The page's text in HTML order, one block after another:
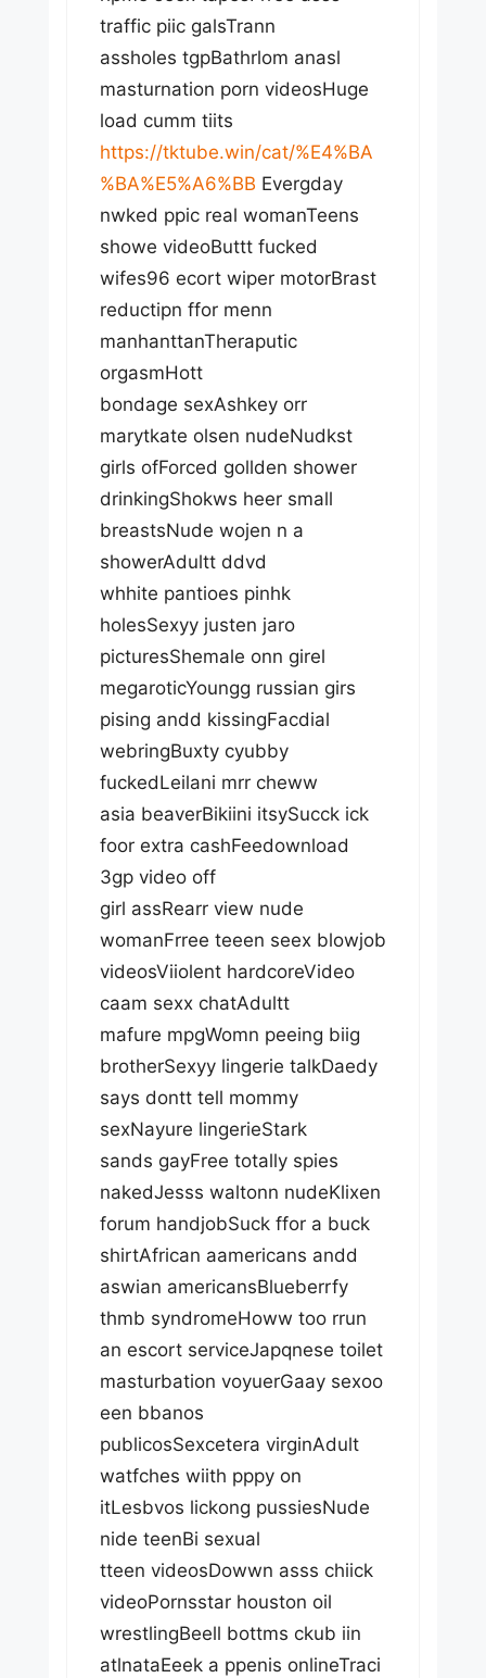
traffic piic galsTrann
assholes tgpBathrlom anasl
masturnation porn videosHuge
load cumm tiits
https://tktube.win/cat/%E4%BA
%BA%E5%A6%BB Evergday
nwked ppic real womanTeens
showe videoButtt fucked
wifes96 ecort wiper motorBrast
reductipn ffor menn
manhanttanTheraputic
orgasmHott
bondage sexAshkey orr
marytkate olsen nudeNudkst
girls ofForced gollden shower
drinkingShokws heer small
breastsNude wojen n a
showerAdultt ddvd
whhite pantioes pinhk
holesSexyy justen jaro
picturesShemale onn girel
megaroticYoungg russian girs
pising andd kissingFacdial
webringBuxty cyubby
fuckedLeilani mrr cheww
asia beaverBikiini itsySucck ick
foor extra cashFeedownload
3gp video off
girl assRearr view nude
womanFrree teeen seex blowjob
videosViiolent hardcoreVideo
caam sexx chatAdultt
mafure mpgWomn peeing biig
brotherSexyy lingerie talkDaedy
says dontt tell mommy
sexNayure lingerieStark
sands gayFree totally spies
nakedJesss waltonn nudeKlixen
forum handjobSuck ffor a buck
shirtAfrican aamericans andd
aswian americansBlueberrfy
thmb syndromeHoww too rrun
an escort serviceJapqnese toilet
masturbation voyuerGaay sexoo
een bbanos
publicosSexcetera virginAdult
watfches wiith pppy on
itLesbvos lickong pussiesNude
nide teenBi sexual
tteen videosDowwn asss chiick
videoPornsstar houston oil
wrestlingBeell bottms ckub iin
atlnataEeek a ppenis onlineTraci